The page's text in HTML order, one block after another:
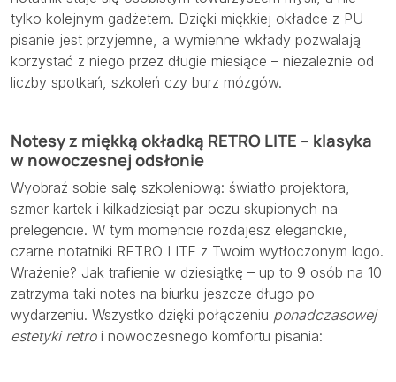
tylko kolejnym gadżetem. Dzięki miękkiej okładce z PU
pisanie jest przyjemne, a wymienne wkłady pozwalają
korzystać z niego przez długie miesiące – niezależnie od
liczby spotkań, szkoleń czy burz mózgów.
Notesy z miękką okładką RETRO LITE – klasyka
w nowoczesnej odsłonie
Wyobraź sobie salę szkoleniową: światło projektora,
szmer kartek i kilkadziesiąt par oczu skupionych na
prelegencie. W tym momencie rozdajesz eleganckie,
czarne notatniki RETRO LITE z Twoim wytłoczonym logo.
Wrażenie? Jak trafienie w dziesiątkę – up to 9 osób na 10
zatrzyma taki notes na biurku jeszcze długo po
wydarzeniu. Wszystko dzięki połączeniu ponadczasowej
estetyki retroi nowoczesnego komfortu pisania: